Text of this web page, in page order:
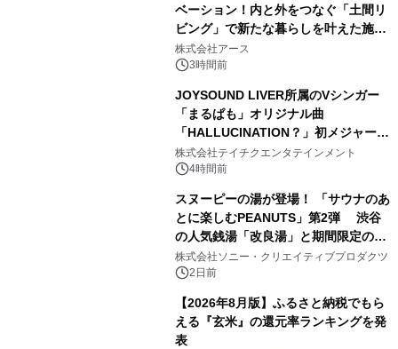
ベーション！内と外をつなぐ「土間リ
ビング」で新たな暮らしを叶えた施工
事例を株式会社アースが公開
株式会社アース
3時間前
JOYSOUND LIVER所属のVシンガー
「まるぱも」オリジナル曲
「HALLUCINATION？」初メジャー配
信リリース決定！
株式会社テイチクエンタテインメント
4時間前
スヌーピーの湯が登場！ 「サウナのあ
とに楽しむPEANUTS」第2弾 渋谷
の人気銭湯「改良湯」と期間限定のコ
ラボレーション サウナイキタイコラ
ボグッズも発売決定！
株式会社ソニー・クリエイティブプロダクツ
2日前
【2026年8月版】ふるさと納税でもら
える『玄米』の還元率ランキングを発
表